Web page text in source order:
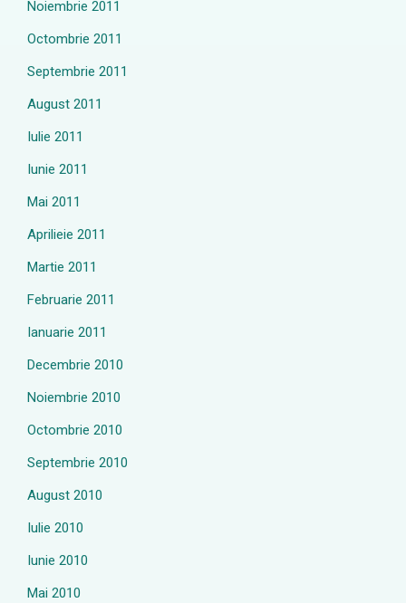
Noiembrie 2011
Octombrie 2011
Septembrie 2011
August 2011
Iulie 2011
Iunie 2011
Mai 2011
Aprilieie 2011
Martie 2011
Februarie 2011
Ianuarie 2011
Decembrie 2010
Noiembrie 2010
Octombrie 2010
Septembrie 2010
August 2010
Iulie 2010
Iunie 2010
Mai 2010